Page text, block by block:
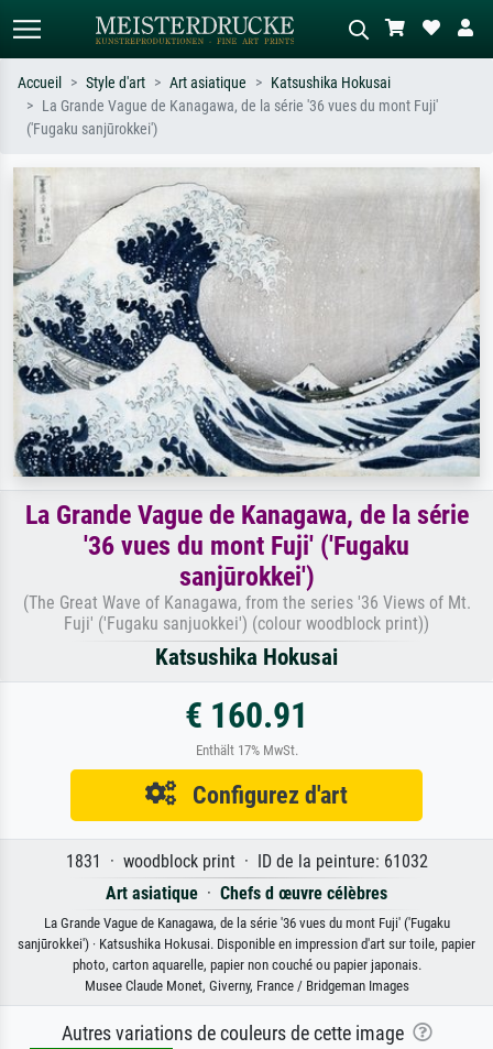
Recherche standard
ex. Monet, Nuit étoilée,
impressionnisme, vague de Hokusai,
nu.
Accueil Style d'art Art asiatique
Katsushika Hokusai
La Grande Vague de Kanagawa, de la série '36 vues du mont Fuji'
('Fugaku sanjūrokkei')
La Grande Vague de Kanagawa, de la série
'36 vues du mont Fuji' ('Fugaku
sanjūrokkei')
(The Great Wave of Kanagawa, from the series '36 Views of Mt.
Fuji' ('Fugaku sanjuokkei') (colour woodblock print))
Katsushika Hokusai
€ 160.91
Enthält 17% MwSt.
Configurez d'art
1831 · woodblock print · ID de la peinture: 61032
Art asiatique · Chefs d œuvre célèbres
La Grande Vague de Kanagawa, de la série '36 vues du mont Fuji' ('Fugaku
sanjūrokkei') · Katsushika Hokusai. Disponible en impression d'art sur toile, papier
photo, carton aquarelle, papier non couché ou papier japonais.
Musee Claude Monet, Giverny, France / Bridgeman Images
Autres variations de couleurs de cette image